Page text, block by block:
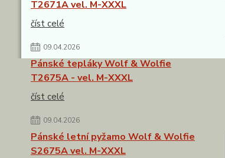
T2671A vel. M-XXXL
číst celé
09.04.2026
Pánské tepláky Wolf & Wolfie
T2675A - vel. M-XXXL
číst celé
09.04.2026
Pánské letní pyžamo Wolf & Wolfie
S2675A vel. M-XXXL